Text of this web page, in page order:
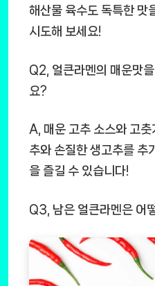
해산물 육수도 독특한 맛
시도해 보세요!
Q2, 얼큰라멘의 매운맛
요?
A, 매운 고추 소스와 고
추와 손질한 생고추를 추
을 즐길 수 있습니다!
Q3, 남은 얼큰라멘은 어